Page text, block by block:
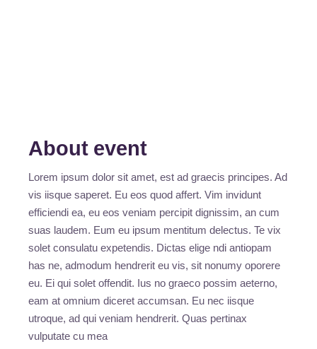
About event
Lorem ipsum dolor sit amet, est ad graecis principes. Ad
vis iisque saperet. Eu eos quod affert. Vim invidunt
efficiendi ea, eu eos veniam percipit dignissim, an cum
suas laudem. Eum eu ipsum mentitum delectus. Te vix
solet consulatu expetendis. Dictas elige ndi antiopam
has ne, admodum hendrerit eu vis, sit nonumy oporere
eu. Ei qui solet offendit. Ius no graeco possim aeterno,
eam at omnium diceret accumsan. Eu nec iisque
utroque, ad qui veniam hendrerit. Quas pertinax
vulputate cu mea